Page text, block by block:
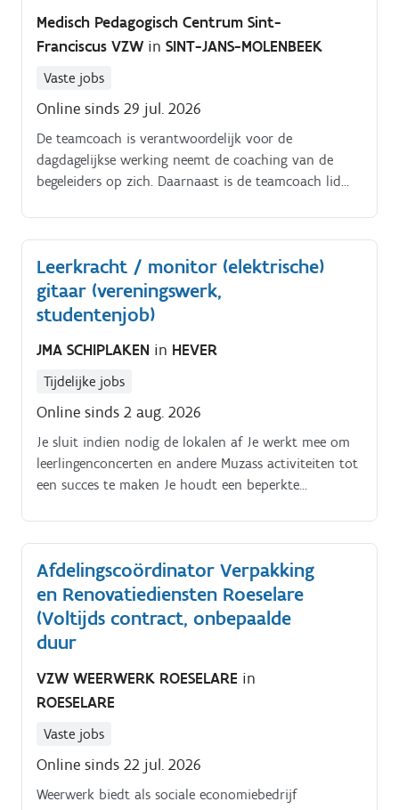
Medisch Pedagogisch Centrum Sint-
Franciscus VZW in SINT-JANS-MOLENBEEK
Vaste jobs
Online sinds 29 jul. 2026
De teamcoach is verantwoordelijk voor de
dagdagelijkse werking neemt de coaching van de
begeleiders op zich. Daarnaast is de teamcoach lid
samengewerkt met coördinator en zorgcoördinatoren
fungeert de teamcoach ook als brugfiguur tussen de
verschillende werkingen, zowel binnen brussel als
daarbuiten.
Leerkracht / monitor (elektrische)
gitaar (vereningswerk,
studentenjob)
JMA SCHIPLAKEN in HEVER
Tijdelijke jobs
Online sinds 2 aug. 2026
Je sluit indien nodig de lokalen af Je werkt mee om
leerlingenconcerten en andere Muzass activiteiten tot
een succes te maken Je houdt een beperkte
30 minuten per leerling. Elke leerling zal over het
hele schooljaar 25 lessen van jou krijgen.
Afdelingscoördinator Verpakking
en Renovatiediensten Roeselare
(Voltijds contract, onbepaalde
duur
VZW WEERWERK ROESELARE in
ROESELARE
Vaste jobs
Online sinds 22 jul. 2026
Weerwerk biedt als sociale economiebedrijf